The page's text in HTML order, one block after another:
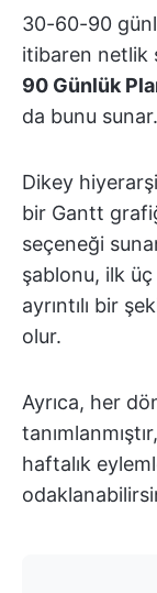
30-60-90
itibaren netlik
90 Günlük
da bunu sunar.
Dikey
bir Gantt
seçeneği
şablonu, ilk
ayrıntılı bir
olur.
Ayrıca, her
haftalık